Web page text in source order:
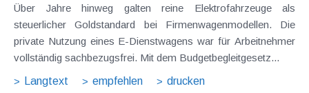
Über Jahre hinweg galten reine Elektrofahrzeuge als
steuerlicher Goldstandard bei Firmenwagenmodellen. Die
private Nutzung eines E-Dienstwagens war für Arbeitnehmer
vollständig sachbezugsfrei. Mit dem Budgetbegleitgesetz...
Langtext
empfehlen drucken